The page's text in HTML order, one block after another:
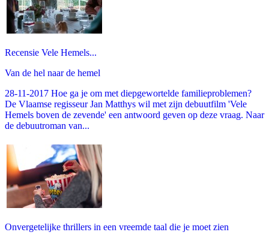
Recensie Vele Hemels...
Van de hel naar de hemel
28-11-2017 Hoe ga je om met diepgewortelde familieproblemen?
De Vlaamse regisseur Jan Matthys wil met zijn debuutfilm 'Vele
Hemels boven de zevende' een antwoord geven op deze vraag. Naar
de debuutroman van...
Onvergetelijke thrillers in een vreemde taal die je moet zien